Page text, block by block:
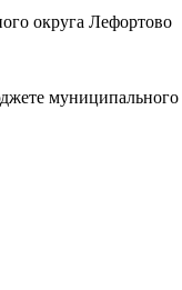
округа Лефортово